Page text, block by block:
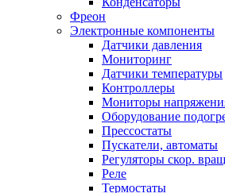
Фреон
Электронные компоненты
Датчики давления
Мониторинг
Датчики температуры
Контроллеры
Мониторы
Оборудование
Прессостаты
Пускатели, автоматы
Регуляторы скор.
Реле
Термостаты